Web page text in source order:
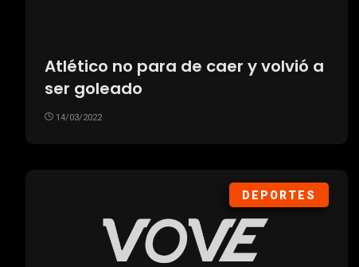
Atlético no para de caer y volvió a
ser goleado
14/03/2022
DEPORTES